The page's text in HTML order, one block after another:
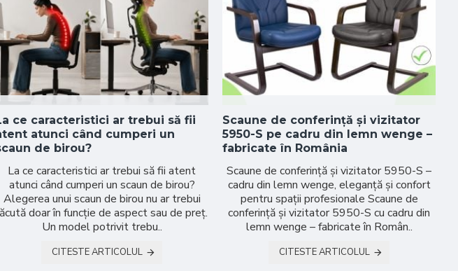
ce caracteristici ar trebui să fii
atunci când cumperi un
de birou?
La ce caracteristici ar trebui să fii atent
atunci când cumperi un scaun de birou?
Alegerea unui scaun de birou nu ar trebui
doar în funcție de aspect sau de preț.
Un model potrivit trebu..
CITESTE ARTICOLUL
Scaune de conferință și vizitator
5950-S pe cadru din lemn wenge –
fabricate în România
Scaune de conferință și vizitator 5950-S –
cadru din lemn wenge, eleganță și confort
pentru spații profesionale Scaune de
conferință și vizitator 5950-S cu cadru din
lemn wenge – fabricate în Român..
CITESTE ARTICOLUL